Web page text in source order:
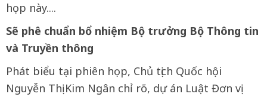
họp này....
Sẽ phê chuẩn bổ nhiệm Bộ trưởng Bộ Thông tin
và Truyền thông
Phát biểu tại phiên họp, Chủ tịch Quốc hội
Nguyễn Thị Kim Ngân chỉ rõ, dự án Luật Đơn vị